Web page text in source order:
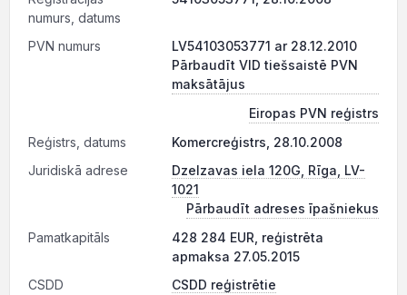
numurs, datums
PVN numurs
LV54103053771 ar 28.12.2010
Pārbaudīt VID tiešsaistē PVN
maksātājus
Eiropas PVN reģistrs
Reģistrs, datums
Komercreģistrs, 28.10.2008
Juridiskā adrese
Dzelzavas iela 120G, Rīga, LV-
1021
Pārbaudīt adreses īpašniekus
Pamatkapitāls
428 284 EUR, reģistrēta
apmaksa 27.05.2015
CSDD
CSDD reģistrētie